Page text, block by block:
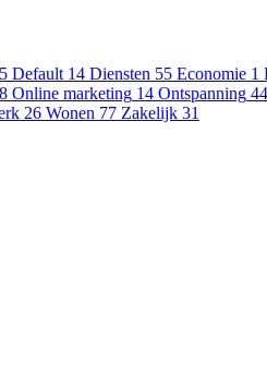
5 Default 14 Diensten 55 Economie 1
8 Online marketing 14 Ontspanning 44
26 Wonen 77 Zakelijk 31